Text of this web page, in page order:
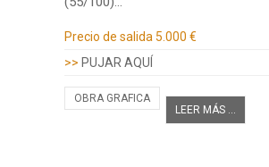
Precio de salida 5.000 €
>> PUJAR AQUÍ
OBRA GRAFICA
LEER MÁS ...